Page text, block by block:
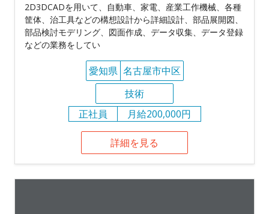
2D3DCADを用いて、自動車、家電、産業工作機械、各種
筐体、治工具などの構想設計から詳細設計、部品展開図、
部品検討モデリング、図面作成、データ収集、データ登録
などの業務をしてい
愛知県 名古屋市中区
技術
正社員
月給200,000円
詳細を見る